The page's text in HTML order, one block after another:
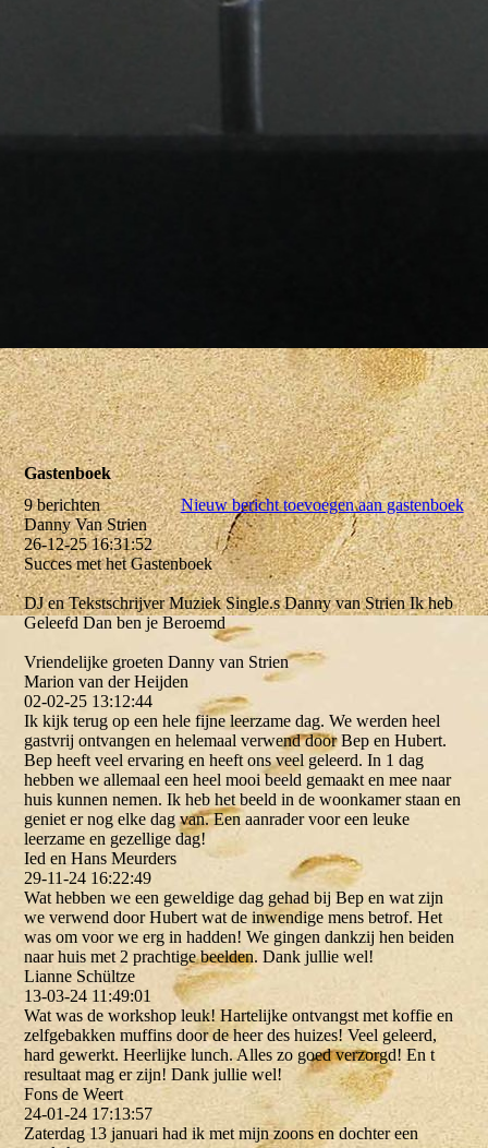
Gastenboek
9 berichten
Nieuw bericht toevoegen aan gastenboek
Danny Van Strien
26-12-25 16:31:52
Succes met het Gastenboek
DJ en Tekstschrijver Muziek Single.s Danny van Strien Ik heb
Geleefd Dan ben je Beroemd
Vriendelijke groeten Danny van Strien
Marion van der Heijden
02-02-25 13:12:44
Ik kijk terug op een hele fijne leerzame dag. We werden heel
gastvrij ontvangen en helemaal verwend door Bep en Hubert.
Bep heeft veel ervaring en heeft ons veel geleerd. In 1 dag
hebben we allemaal een heel mooi beeld gemaakt en mee naar
huis kunnen nemen. Ik heb het beeld in de woonkamer staan en
geniet er nog elke dag van. Een aanrader voor een leuke
leerzame en gezellige dag!
Ied en Hans Meurders
29-11-24 16:22:49
Wat hebben we een geweldige dag gehad bij Bep en wat zijn
we verwend door Hubert wat de inwendige mens betrof. Het
was om voor we erg in hadden! We gingen dankzij hen beiden
naar huis met 2 prachtige beelden. Dank jullie wel!
Lianne Schültze
13-03-24 11:49:01
Wat was de workshop leuk! Hartelijke ontvangst met koffie en
zelfgebakken muffins door de heer des huizes! Veel geleerd,
hard gewerkt. Heerlijke lunch. Alles zo goed verzorgd! En t
resultaat mag er zijn! Dank jullie wel!
Fons de Weert
24-01-24 17:13:57
Zaterdag 13 januari had ik met mijn zoons en dochter een